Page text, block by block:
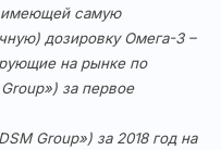
имеющей самую
дозировку Омега-3 –
на рынке по
за первое
Group») за 2018 год на